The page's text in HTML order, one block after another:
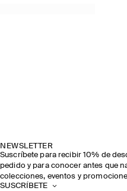
NEWSLETTER
Suscríbete para recibir 10% de
pedido y para conocer antes que
colecciones, eventos y
SUSCRÍBETE